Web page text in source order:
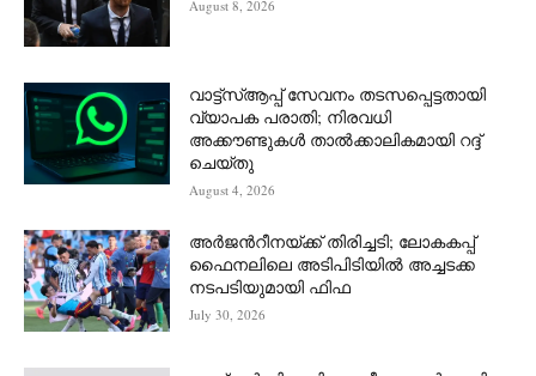
August 8, 2026
വാട്ട്‌സ്ആപ്പ് സേവനം തടസപ്പെട്ടതായി
വ്യാപക പരാതി; നിരവധി
അക്കൗണ്ടുകൾ താൽക്കാലികമായി റദ്ദ്
ചെയ്തു
August 4, 2026
അർജന്‍റീനയ്ക്ക് തിരിച്ചടി; ലോകകപ്പ്
ഫൈനലിലെ അടിപിടിയിൽ അച്ചടക്ക
നടപടിയുമായി ഫിഫ
July 30, 2026